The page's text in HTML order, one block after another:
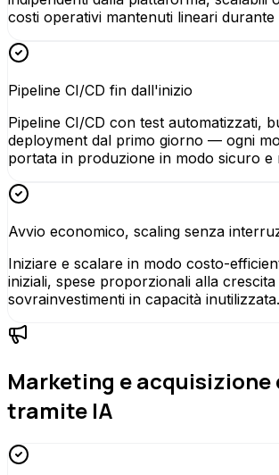
costi operativi mantenuti lineari durante
Pipeline CI/CD fin dall'inizio
Pipeline CI/CD con test automatizzati,
deployment dal primo giorno — ogni
portata in produzione in modo sicuro e
Avvio economico, scaling senza
Iniziare e scalare in modo costo-
iniziali, spese proporzionali alla crescita
sovrainvestimenti in capacità inutilizzata.
Marketing e
tramite IA